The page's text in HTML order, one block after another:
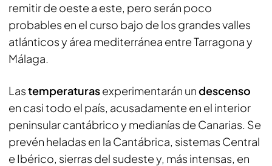
remitir de oeste a este, pero serán poco
probables en el curso bajo de los grandes valles
atlánticos y área mediterránea entre Tarragona y
Málaga.
Lastemperaturasexperimentarán undescenso
en casi todo el país, acusadamente en el interior
peninsular cantábrico y medianías de Canarias. Se
prevén heladas en la Cantábrica, sistemas Central
e Ibérico, sierras del sudeste y, más intensas, en